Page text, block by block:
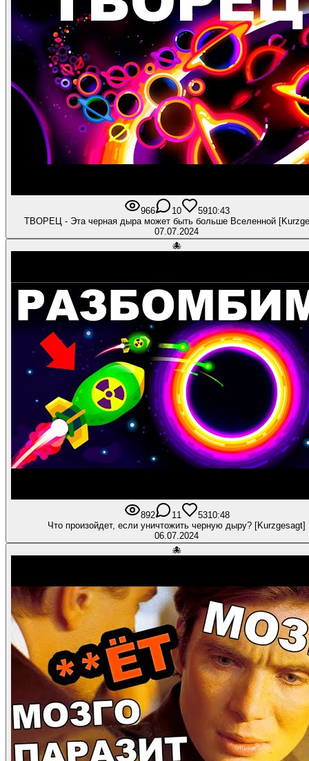
966 10 5910:43
ТВОРЕЦ - Эта черная дыра может быть больше Вселенной
07.07.2024
🐙
892 11 5310:48
Что произойдет, если уничтожить черную дыру? [Kurzgesagt]
06.07.2024
🐙